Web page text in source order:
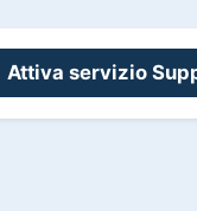
Attiva servizio